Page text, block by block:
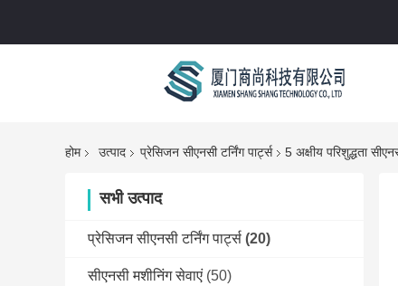
होम उत्पाद प्रेसिजन सीएनसी टर्निंग पार्ट्स 5 अक्षीय परिशुद्धता
सभी उत्पाद
प्रेसिजन सीएनसी टर्निंग पार्ट्स (20)
सीएनसी मशीनिंग सेवाएं (50)